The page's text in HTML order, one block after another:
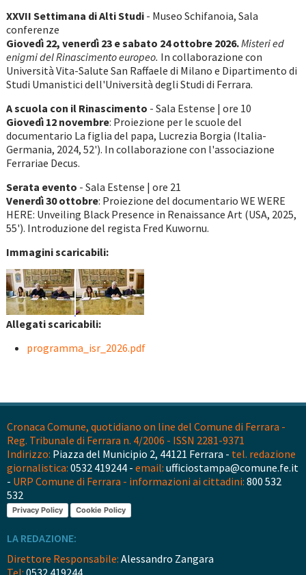
XXVII Settimana di Alti Studi - Museo Schifanoia, Sala
conferenze
Giovedì 22, venerdì 23 e sabato 24 ottobre 2026.Misteri ed
enigmi del Rinascimento europeo. In collaborazione con
Università Vita-Salute San Raffaele di Milano e Dipartimento di
Studi Umanistici dell'Università degli Studi di Ferrara.
A scuola con il Rinascimento - Sala Estense | ore 10
Giovedì 12 novembre: Proiezione per le scuole del
documentario La figlia del papa, Lucrezia Borgia (Italia-
Germania, 2024, 52'). In collaborazione con l'associazione
Ferrariae Decus.
Serata evento - Sala Estense | ore 21
Venerdì 30 ottobre: Proiezione del documentario WE WERE
HERE: Unveiling Black Presence in Renaissance Art (USA, 2025,
55'). Introduzione del regista Fred Kuwornu.
Immagini scaricabili:
Allegati scaricabili:
programma_isr_2026.pdf
Cronaca Comune, quotidiano on line del Comune di Ferrara -
Reg. Tribunale di Ferrara n. 4/2006 - ISSN 2281-9371
Indirizzo: Piazza del Municipio 2, 44121 Ferrara - tel. redazione
giornalistica: 0532 419244 - email: ufficiostampa@comune.fe.it
- URP Comune di Ferrara - informazioni ai cittadini: 800 532
532
Privacy Policy Cookie Policy
LA REDAZIONE:
Direttore Responsabile: Alessandro Zangara
Tel: 0532 419244